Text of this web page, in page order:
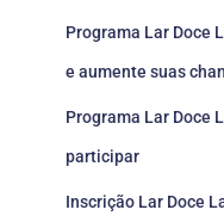
Programa Lar Doce
e aumente suas
Programa Lar Doce
participar
Inscrição Lar Doce